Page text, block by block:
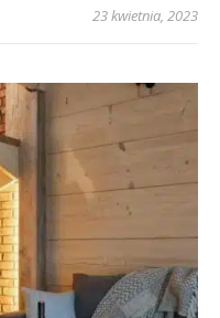
23 kwietnia, 2023